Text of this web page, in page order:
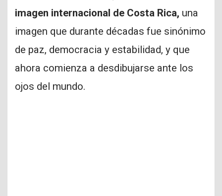
imagen internacional de Costa Rica, una
imagen que durante décadas fue sinónimo
de paz, democracia y estabilidad, y que
ahora comienza a desdibujarse ante los
ojos del mundo.